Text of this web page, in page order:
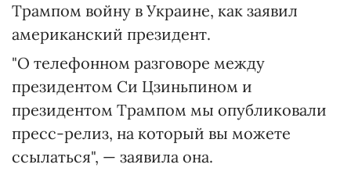
Трампом войну в Украине, как заявил
американский президент.
"О телефонном разговоре между
президентом Си Цзиньпином и
президентом Трампом мы опубликовали
пресс-релиз, на который вы можете
ссылаться", — заявила она.